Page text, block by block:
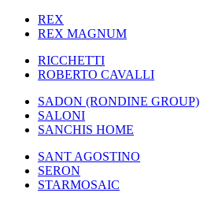
REX
REX MAGNUM
RICCHETTI
ROBERTO CAVALLI
SADON (RONDINE GROUP)
SALONI
SANCHIS HOME
SANT AGOSTINO
SERON
STARMOSAIC